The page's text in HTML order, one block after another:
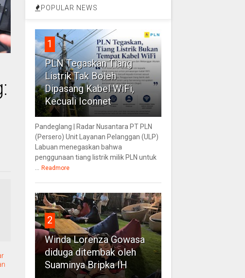
POPULAR NEWS
1
PLN Tegaskan Tiang
Listrik Tak Boleh
Dipasang Kabel WiFi,
Kecuali Iconnet
Pandeglang | Radar Nusantara PT PLN
(Persero) Unit Layanan Pelanggan (ULP)
Labuan menegaskan bahwa
penggunaan tiang listrik milik PLN untuk
Readmore
2
Winda Lorenza Gowasa
diduga ditembak oleh
Suaminya Bripka IH